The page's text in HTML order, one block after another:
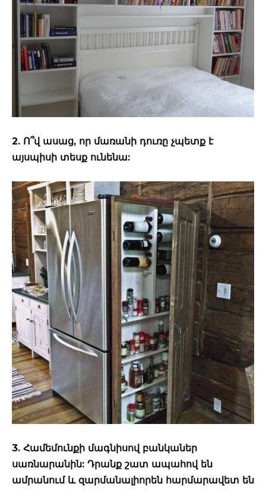
2. Ո՞վ ասաց, որ մառանի դուռը չպետք է
այսպիսի տեսք ունենա:
3. Համեմունքի մագնիսով բանկաներ
սառնարանին: Դրանք շատ ապահով են
ամրանում և զարմանալիորեն հարմարավետ են